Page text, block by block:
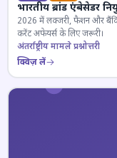
भारतीय ब्रांड एंबेसेडर
2026 में लक्जरी, फैशन और
करेंट अफेयर्स के लिए जरूरी।
अंतर्राष्ट्रीय मामले प्रश्नोत्तरी
क्विज़ लें